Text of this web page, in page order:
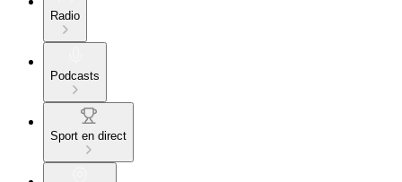
Radio
Podcasts
Sport en direct